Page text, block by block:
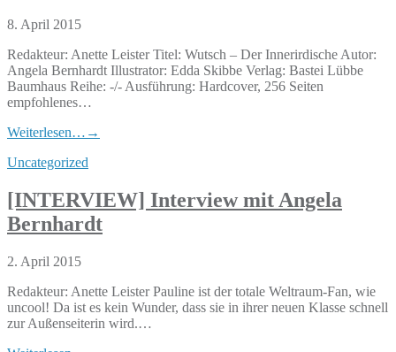
8. April 2015
Redakteur: Anette Leister Titel: Wutsch – Der Innerirdische Autor:
Angela Bernhardt Illustrator: Edda Skibbe Verlag: Bastei Lübbe
Baumhaus Reihe: -/- Ausführung: Hardcover, 256 Seiten
empfohlenes…
Weiterlesen… →
Uncategorized
[INTERVIEW] Interview mit Angela
Bernhardt
2. April 2015
Redakteur: Anette Leister Pauline ist der totale Weltraum-Fan, wie
uncool! Da ist es kein Wunder, dass sie in ihrer neuen Klasse schnell
zur Außenseiterin wird.…